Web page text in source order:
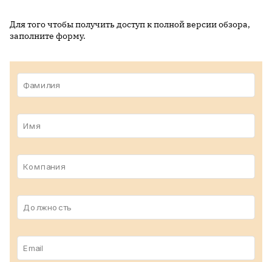
Для того чтобы получить доступ к полной версии обзора,
заполните форму.
Фамилия
Имя
Компания
Должность
Email